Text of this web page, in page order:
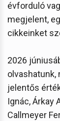
évforduló
megjelent,
cikkeinket
2026
olvashatunk,
jelentős
Ignác, Árkay
Callmeyer